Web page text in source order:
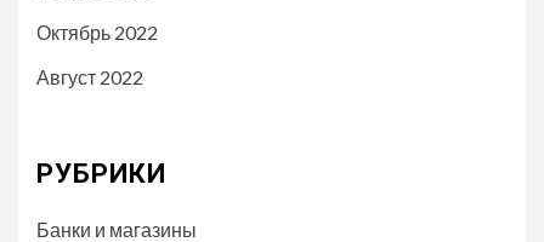
Октябрь 2022
Август 2022
РУБРИКИ
Банки и магазины